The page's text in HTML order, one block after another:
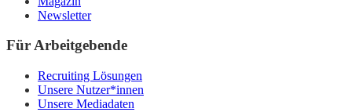
Newsletter
Für Arbeitgebende
Recruiting Lösungen
Unsere Nutzer*innen
Unsere Mediadaten